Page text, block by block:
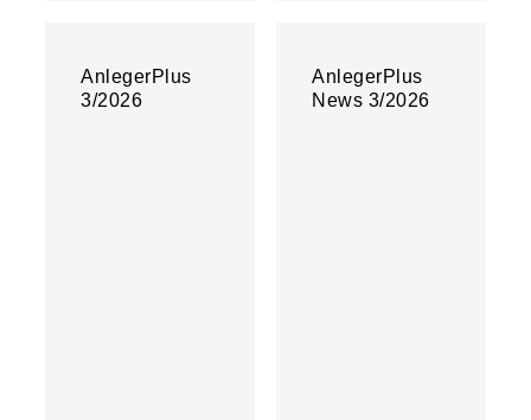
AnlegerPlus
3/2026
AnlegerPlus
News 3/2026